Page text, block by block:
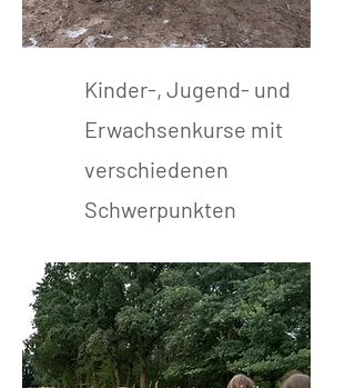
Kinder-, Jugend- und
Erwachsenkurse mit
verschiedenen
Schwerpunkten